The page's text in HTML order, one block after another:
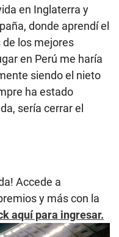
en Inglaterra y
donde aprendí el
los mejores
en Perú me haría
siendo el nieto
ha estado
sería cerrar el
Accede a
y más con la
aquí para ingresar.